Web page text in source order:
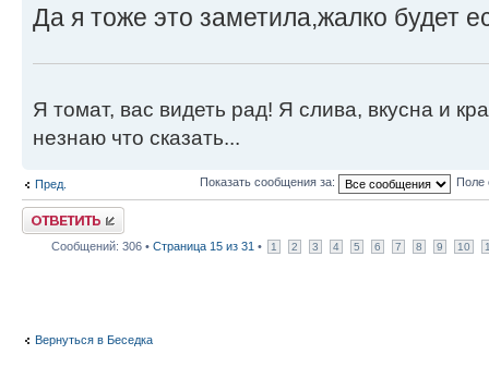
Да я тоже это заметила,жалко будет
Я томат, вас видеть рад! Я слива, вкусна и
незнаю что сказать...
Пред. Показать сообщения за: Поле
Ответить
Сообщений: 306 • Страница 15 из 31 • 1 2 3 4 5 6 7 8 9 10
Вернуться в Беседка